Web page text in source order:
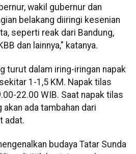
wakil gubernur dan
belakang diiringi kesenian
seperti reak dari Bandung,
dan lainnya," katanya.
turut dalam iring-iringan napak
1-1,5 KM. Napak tilas
22.00 WIB. Saat napak tilas
akan ada tambahan dari
adat.
budaya Tatar Sunda